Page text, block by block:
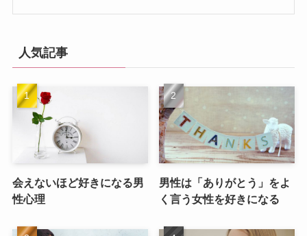
人気記事
会えないほど好きになる男
性心理
男性は「ありがとう」をよ
く言う女性を好きになる